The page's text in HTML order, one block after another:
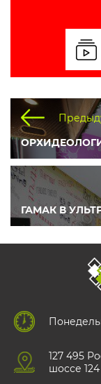
ГАМАК В
127 495
шоссе